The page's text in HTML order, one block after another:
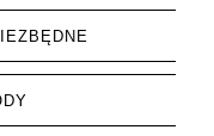
strony